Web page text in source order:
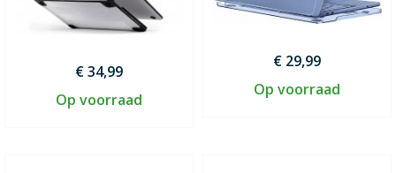
€ 34,99
Op voorraad
€ 29,99
Op voorraad